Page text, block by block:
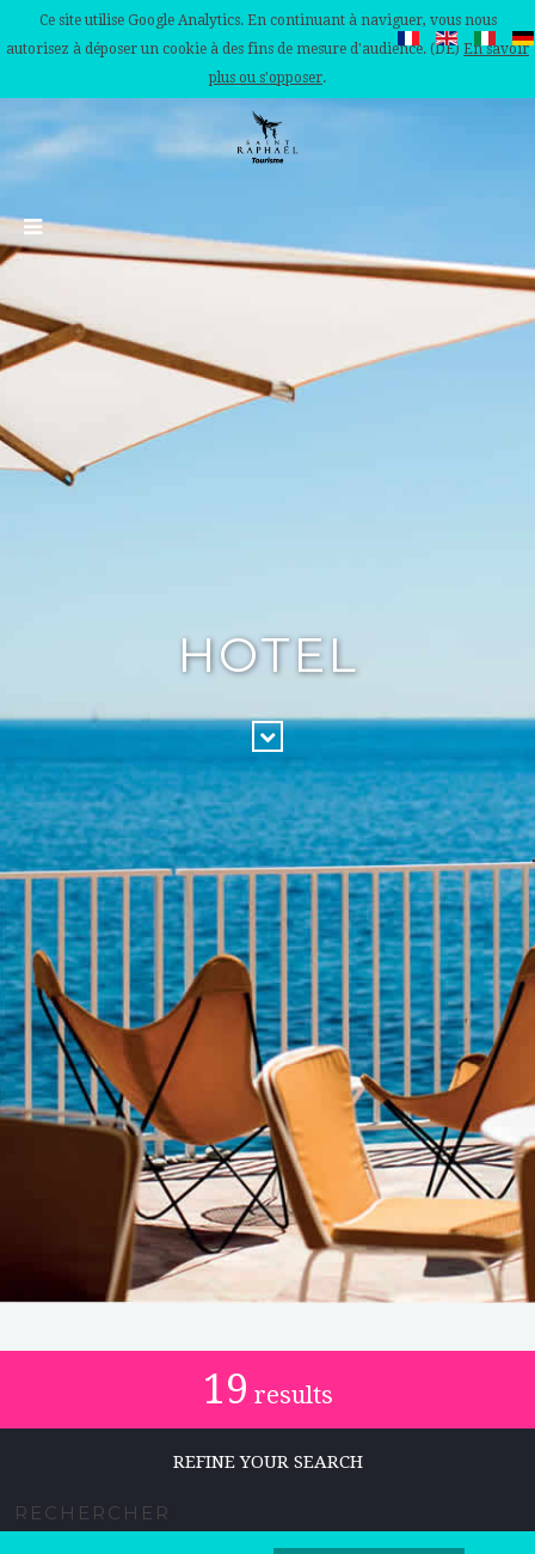
Ce site utilise Google Analytics. En continuant à naviguer, vous nous
autorisez à déposer un cookie à des fins de mesure d'audience. (DE) En savoir
plus ou s'opposer.
HOTEL
19 results
REFINE YOUR SEARCH